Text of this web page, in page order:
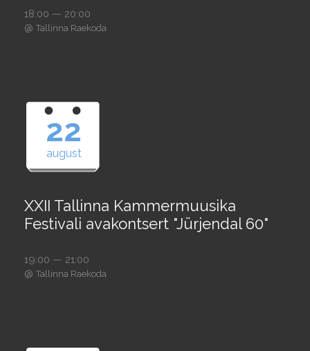
18:00 — 20:00
@ Tallinna Raekoda
22
august
XXII Tallinna Kammermuusika
Festivali avakontsert "Jürjendal 60"
19:00 — 21:00
@ Tallinna Raekoda